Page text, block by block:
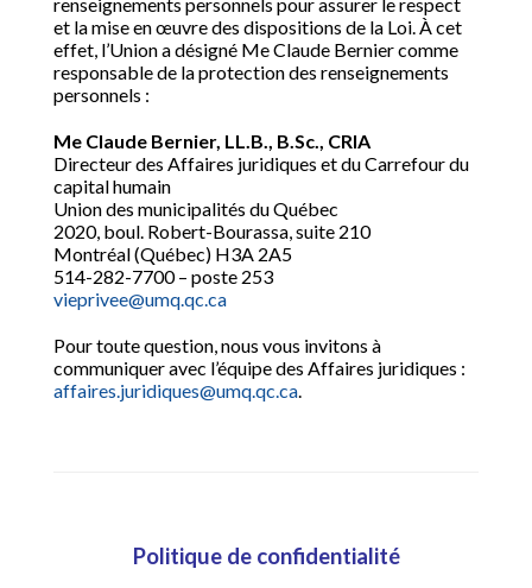
et la mise en œuvre des dispositions de la Loi. À cet
effet, l’Union a désigné Me Claude Bernier comme
responsable de la protection des renseignements
personnels :
Me Claude Bernier, LL.B., B.Sc., CRIA
Directeur des Affaires juridiques et du Carrefour du
capital humain
Union des municipalités du Québec
2020, boul. Robert-Bourassa, suite 210
Montréal (Québec) H3A 2A5
514-282-7700 – poste 253
vieprivee@umq.qc.ca
Pour toute question, nous vous invitons à
communiquer avec l’équipe des Affaires juridiques :
affaires.juridiques@umq.qc.ca.
Politique de confidentialité